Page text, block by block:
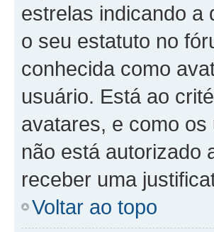
estrelas indicando a
o seu estatuto no
conhecida como
usuário. Está ao
avatares, e como
não está autorizado
receber uma
Voltar ao topo